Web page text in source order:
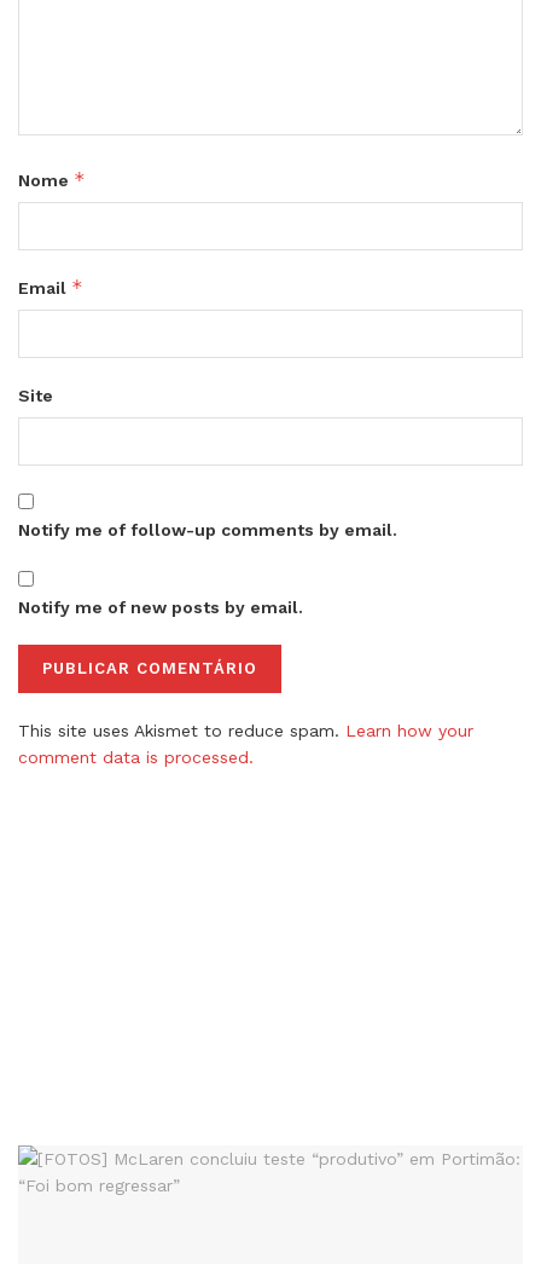
Nome *
Email *
Site
Notify me of follow-up comments by email.
Notify me of new posts by email.
This site uses Akismet to reduce spam. Learn how your
comment data is processed.